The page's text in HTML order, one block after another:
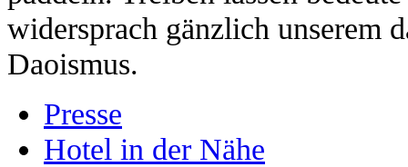
widersprach gänzlich unserem
Daoismus.
Presse
Hotel in der Nähe